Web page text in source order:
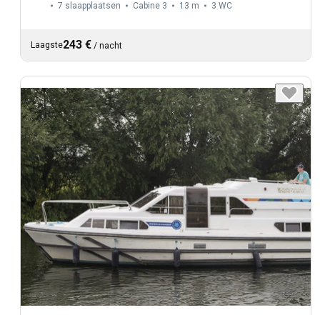
7 slaapplaatsen Cabine 3 13 m 3 WC
Laagste243 € / nacht